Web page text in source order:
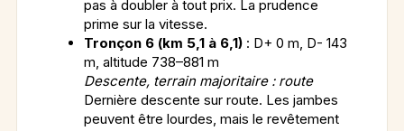
pas à doubler à tout prix. La prudence
prime sur la vitesse.
Tronçon 6 (km 5,1 à 6,1) : D+ 0 m, D- 143
m, altitude 738–881 m
Descente, terrain majoritaire : route
Dernière descente sur route. Les jambes
peuvent être lourdes, mais le revêtement